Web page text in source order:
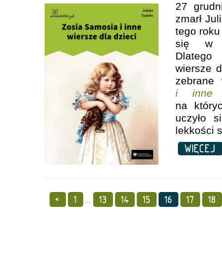
27
zmarł
tego
się w
Dlatego
wiersze
i inne
na
uczyło
lekkości
< 1 ... 13 14 15 16 17 18